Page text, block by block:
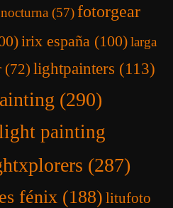
(57)fotorgear
irix españa (100)larga
(72) lightpainters (113)
(290)
painting
(287)
fénix (188) litufoto